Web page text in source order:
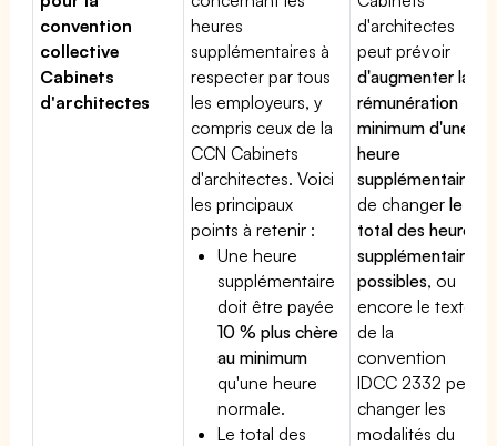
convention
collective
Cabinets
d'architectes
heures
supplémentaires à
respecter par tous
les employeurs, y
compris ceux de la
CCN Cabinets
d'architectes. Voici
les principaux
points à retenir :
Une heure
supplémentaire
doit être payée
10 % plus chère
au minimum
qu'une heure
normale.
Le total des
d'architectes
peut prévoir
d'augmenter la
rémunération
minimum d'une
heure
supplémentaire
de changerle
total des heures
supplémentaires
possibles, ou
encore le texte
de la
convention
IDCC 2332 peut
changer les
modalités du